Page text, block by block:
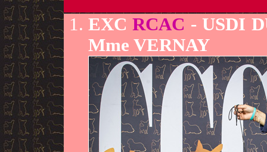
EXCRCAC - USDI
Mme VERNAY